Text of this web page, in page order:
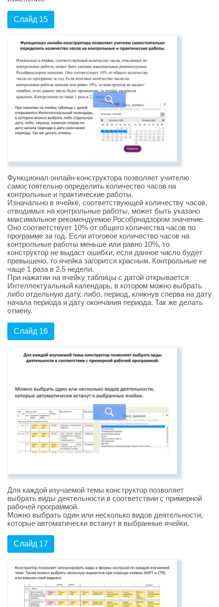
Слайд 15
Функционал онлайн-конструктора позволяет учителю
самостоятельно определить количество часов на
контрольные и практические работы.
Изначально в ячейке, соответствующей количеству часов,
отводимых на контрольные работы, может быть указано
максимальное рекомендуемое Рособрнадзором значение.
Оно соответствует 10% от общего количества часов по
программе за год. Если итоговое количество часов на
контрольные работы меньше или равно 10%, то
конструктор не выдаст ошибки, если данное число будет
превышено, то ячейка загорится красным. Контрольные не
чаще 1 раза в 2,5 недели.
При нажатии на ячейку таблицы с датой открывается
Интеллектуальный календарь, в котором можно выбрать
либо отдельную дату, либо, период, кликнув сперва на дату
начала периода и дату окончания периода. Так же делать
отмену.
Слайд 16
Для каждой изучаемой темы конструктор позволяет
выбрать виды деятельности в соответствии с примерной
рабочей программой.
Можно выбрать один или несколько видов деятельности,
которые автоматически встанут в выбранные ячейки.
Слайд 17